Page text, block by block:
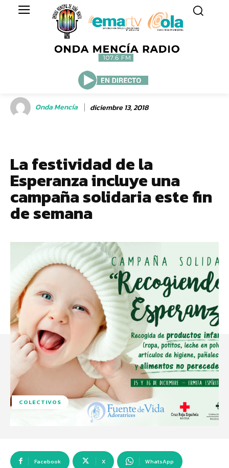
Onda Mencía diciembre 13, 2018
La festividad de la
Esperanza incluye una
campaña solidaria este fin
de semana
COLECTIVOS
Facebook X WhatsApp